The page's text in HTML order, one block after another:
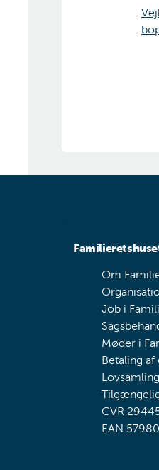
Om
Job i
Møder i
Betaling af
Lovsamling
CVR
EAN